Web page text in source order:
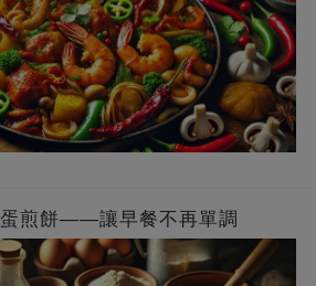
蛋煎餅——讓早餐不再單調